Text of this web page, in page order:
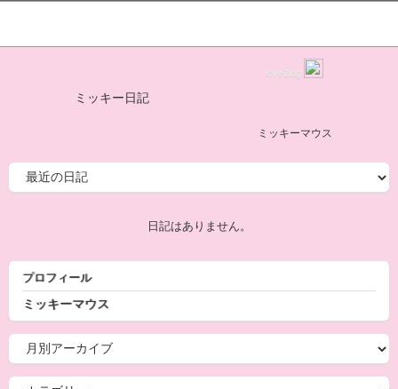
love2log
ミッキー日記
ミッキーマウス
日記はありません。
プロフィール
ミッキーマウス